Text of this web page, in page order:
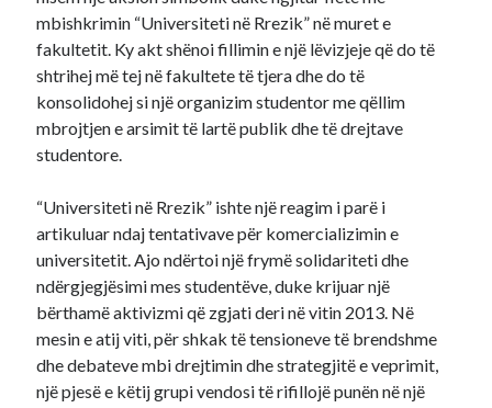
mbishkrimin “Universiteti në Rrezik” në muret e
fakultetit. Ky akt shënoi fillimin e një lëvizjeje që do të
shtrihej më tej në fakultete të tjera dhe do të
konsolidohej si një organizim studentor me qëllim
mbrojtjen e arsimit të lartë publik dhe të drejtave
studentore.
“Universiteti në Rrezik” ishte një reagim i parë i
artikuluar ndaj tentativave për komercializimin e
universitetit. Ajo ndërtoi një frymë solidariteti dhe
ndërgjegjësimi mes studentëve, duke krijuar një
bërthamë aktivizmi që zgjati deri në vitin 2013. Në
mesin e atij viti, për shkak të tensioneve të brendshme
dhe debateve mbi drejtimin dhe strategjitë e veprimit,
një pjesë e këtij grupi vendosi të rifillojë punën në një